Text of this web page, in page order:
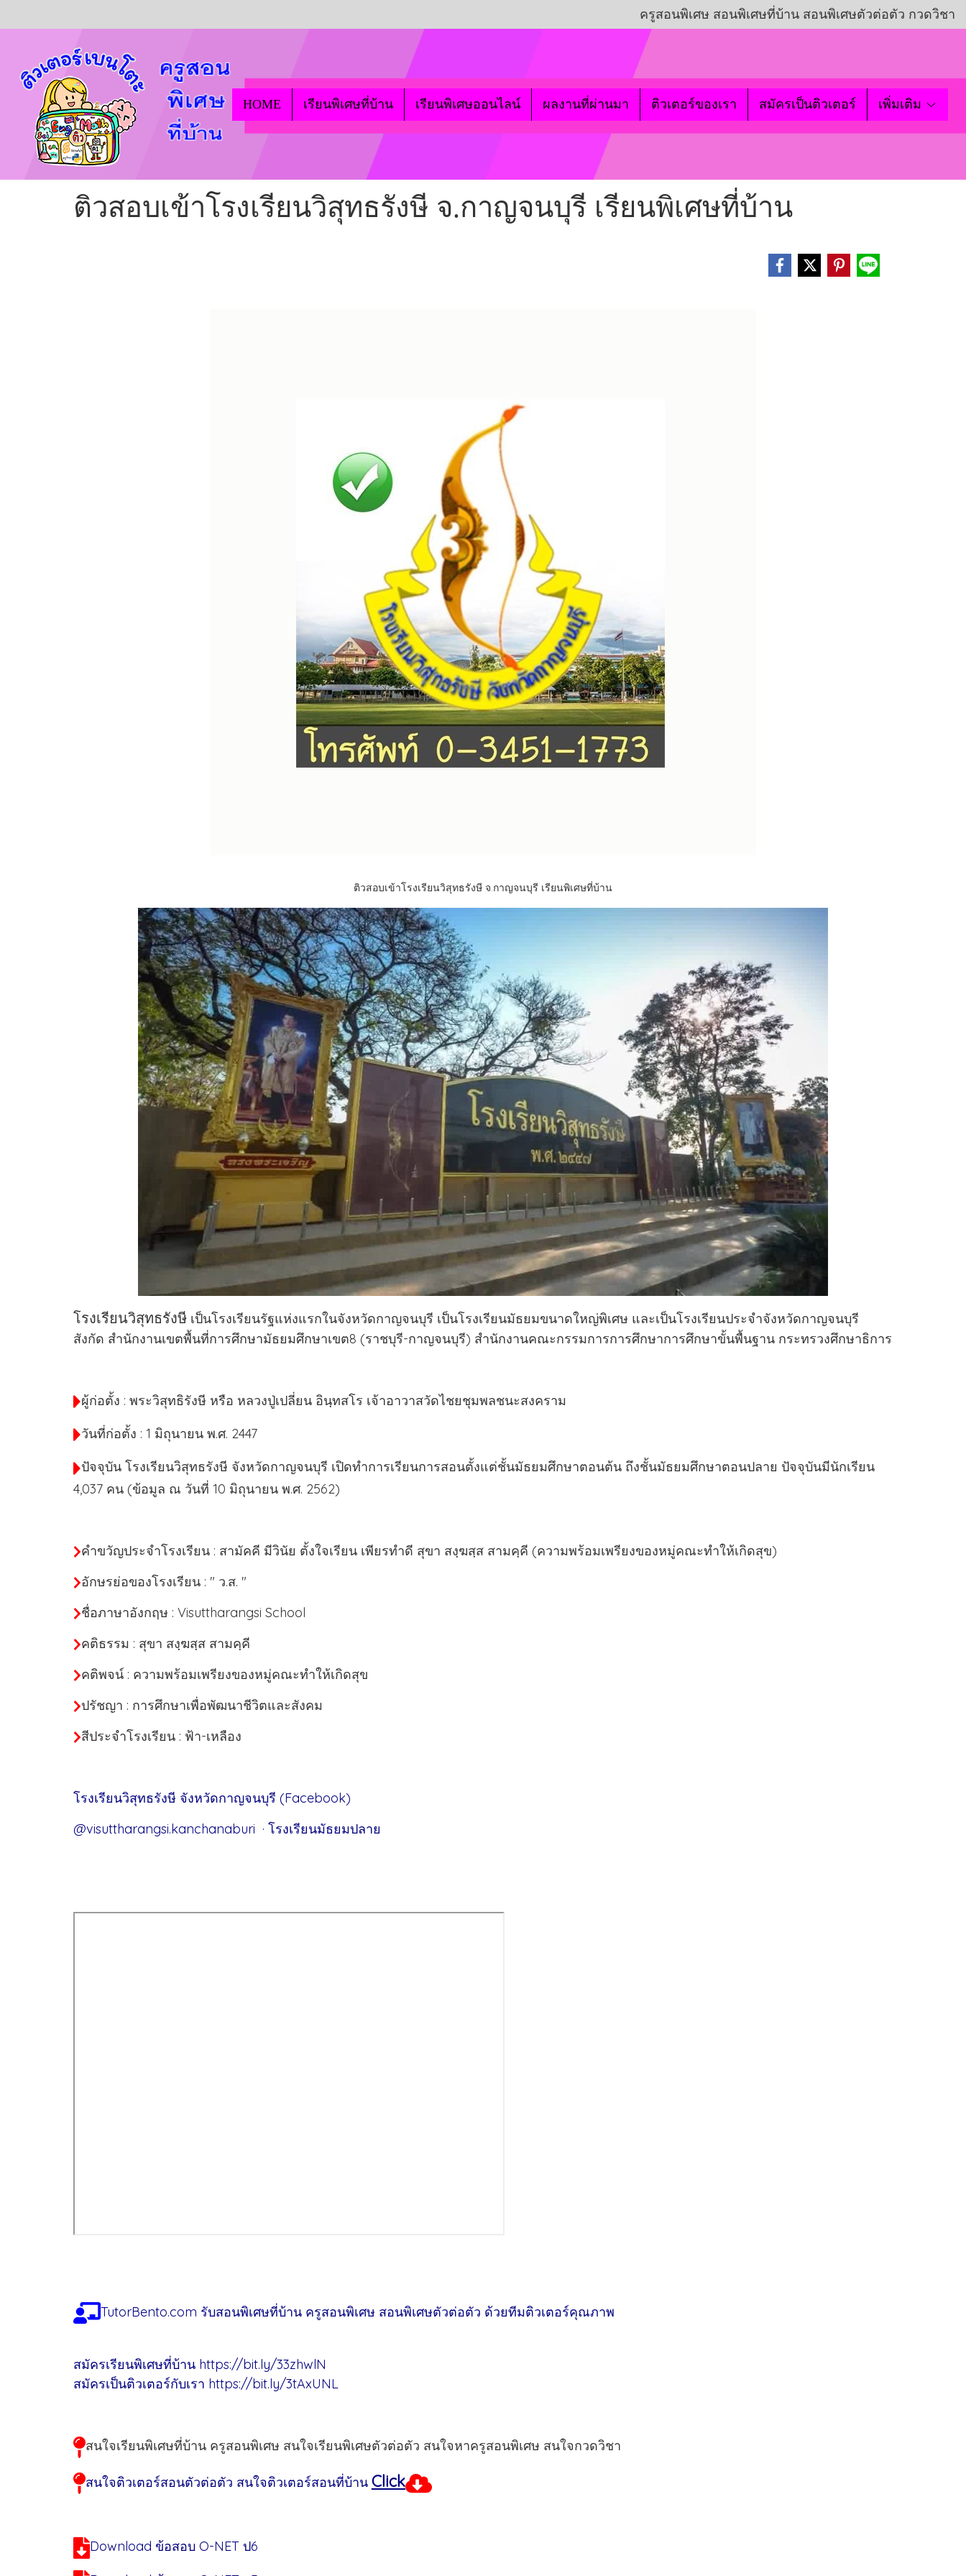
ครูสอนพิเศษ สอนพิเศษที่บ้าน สอนพิเศษตัวต่อตัว กวดวิชา
HOME เรียนพิเศษที่บ้าน เรียนพิเศษออนไลน์ ผลงานที่ผ่านมา ติวเตอร์ของเรา สมัครเป็นติวเตอร์ เพิ่มเติม
ติวสอบเข้าโรงเรียนวิสุทธรังษี จ.กาญจนบุรี เรียนพิเศษที่บ้าน
ติวสอบเข้าโรงเรียนวิสุทธรังษี จ.กาญจนบุรี เรียนพิเศษที่บ้าน
โรงเรียนวิสุทธรังษี เป็นโรงเรียนรัฐแห่งแรกในจังหวัดกาญจนบุรี เป็นโรงเรียนมัธยมขนาดใหญ่พิเศษ และเป็นโรงเรียนประจำจังหวัดกาญจนบุรี
สังกัด สำนักงานเขตพื้นที่การศึกษามัธยมศึกษาเขต8 (ราชบุรี-กาญจนบุรี) สำนักงานคณะกรรมการการศึกษาการศึกษาขั้นพื้นฐาน กระทรวงศึกษาธิการ
ผู้ก่อตั้ง : พระวิสุทธิรังษี หรือ หลวงปู่เปลี่ยน อินฺทสโร เจ้าอาวาสวัดไชยชุมพลชนะสงคราม
วันที่ก่อตั้ง : 1 มิถุนายน พ.ศ. 2447
ปัจจุบัน โรงเรียนวิสุทธรังษี จังหวัดกาญจนบุรี เปิดทำการเรียนการสอนตั้งแต่ชั้นมัธยมศึกษาตอนต้น ถึงชั้นมัธยมศึกษาตอนปลาย ปัจจุบันมีนักเรียน
4,037 คน (ข้อมูล ณ วันที่ 10 มิถุนายน พ.ศ. 2562)
คำขวัญประจำโรงเรียน : สามัคคี มีวินัย ตั้งใจเรียน เพียรทำดี สุขา สงฺฆสฺส สามคฺคี (ความพร้อมเพรียงของหมู่คณะทำให้เกิดสุข)
อักษรย่อของโรงเรียน : " ว.ส. "
ชื่อภาษาอังกฤษ : Visuttharangsi School
คติธรรม : สุขา สงฺฆสฺส สามคฺคี
คติพจน์ : ความพร้อมเพรียงของหมู่คณะทำให้เกิดสุข
ปรัชญา : การศึกษาเพื่อพัฒนาชีวิตและสังคม
สีประจำโรงเรียน : ฟ้า-เหลือง
โรงเรียนวิสุทธรังษี จังหวัดกาญจนบุรี (Facebook)
@visuttharangsi.kanchanaburi · โรงเรียนมัธยมปลาย
TutorBento.com รับสอนพิเศษที่บ้าน ครูสอนพิเศษ สอนพิเศษตัวต่อตัว ด้วยทีมติวเตอร์คุณภาพ
สมัครเรียนพิเศษที่บ้าน https://bit.ly/33zhwlN
สมัครเป็นติวเตอร์กับเรา https://bit.ly/3tAxUNL
สนใจเรียนพิเศษที่บ้าน ครูสอนพิเศษ สนใจเรียนพิเศษตัวต่อตัว สนใจหาครูสอนพิเศษ สนใจกวดวิชา
สนใจติวเตอร์สอนตัวต่อตัว สนใจติวเตอร์สอนที่บ้าน Click
Download ข้อสอบ O-NET ป6